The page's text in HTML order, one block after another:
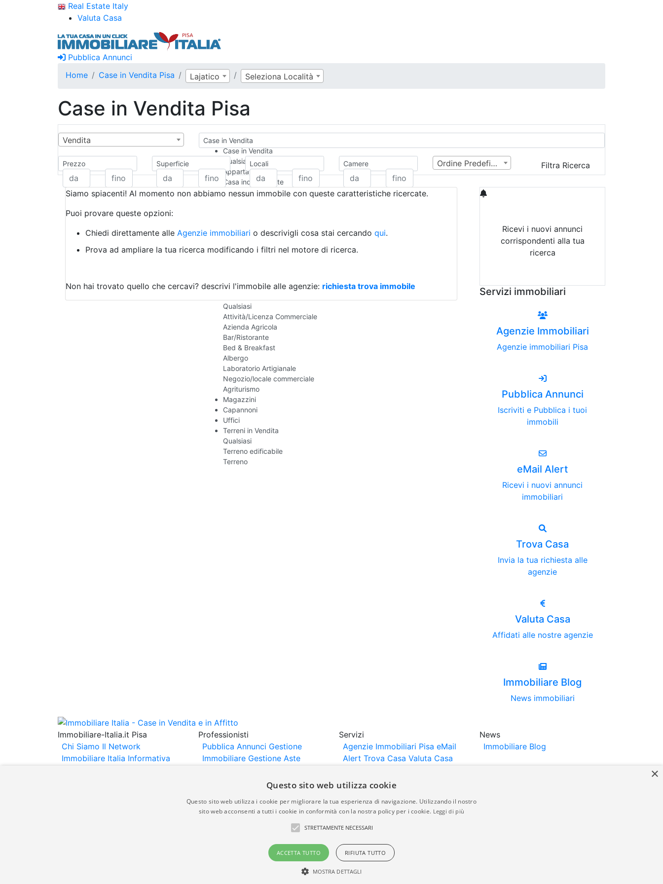
Real Estate Italy
Valuta Casa
Pubblica Annunci
Home
Case in Vendita Pisa Lajatico Seleziona Località
Case in Vendita Pisa
Vendita
Case in Vendita
Case in Vendita
Qualsiasi
Appartamento
Casa indipendente
Casa Semi-indipendente
Rustico/Casale
Camera d'Albergo
Box/Garage
Qualsiasi
Attività/Licenza Commerciale
Azienda Agricola
Bar/Ristorante
Bed & Breakfast
Albergo
Laboratorio Artigianale
Negozio/locale commerciale
Agriturismo
Magazzini
Capannoni
Uffici
Terreni in Vendita
Qualsiasi
Terreno edificabile
Terreno
Prezzo Superficie Locali Camere Ordine Predefinito Filtra Ricerca
Siamo spiacenti! Al momento non abbiamo nessun immobile con queste caratteristiche ricercate.
Puoi provare queste opzioni:
Chiedi direttamente alle Agenzie immobiliari o descrivigli cosa stai cercando qui.
Prova ad ampliare la tua ricerca modificando i filtri nel motore di ricerca.
Non hai trovato quello che cercavi? descrivi l'immobile alle agenzie: richiesta trova immobile
Ricevi i nuovi annunci
corrispondenti alla tua
ricerca
Servizi immobiliari
Agenzie Immobiliari
Agenzie immobiliari Pisa
Pubblica Annunci
Iscriviti e Pubblica i tuoi
immobili
eMail Alert
Ricevi i nuovi annunci
immobiliari
Trova Casa
Invia la tua richiesta alle
agenzie
Valuta Casa
Affidati alle nostre agenzie
Immobiliare Blog
News immobiliari
Immobiliare-Italia.it Pisa
Chi Siamo Il Network
Immobiliare Italia Informativa
Professionisti
Pubblica Annunci Gestione
Immobiliare Gestione Aste
Importazione
Servizi
Agenzie Immobiliari Pisa eMail
Alert Trova Casa Valuta Casa
News
Immobiliare Blog
Gli annunci immobiliari presenti su immobiliare-italia.it vengono pubblicati da agenzie immobiliari e costruttori. La pubblicazione degli annunci
italia.it quindi non è responsabile della veridicità, della correttezza, della completezza, della normativa in materia di privacy e/o di alcun altro
×
Questo sito web utilizza cookie
Questo sito web utilizza i cookie per migliorare la tua esperienza di navigazione. Utilizzando il nostro
sito web acconsenti a tutti i cookie in conformità con la nostra policy per i cookie. Leggi di più
STRETTAMENTE NECESSARI
ACCETTA TUTTO RIFIUTA TUTTO
MOSTRA DETTAGLI